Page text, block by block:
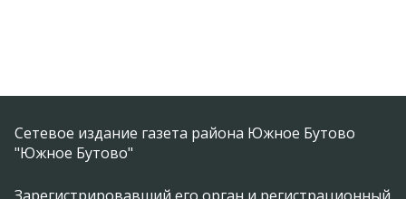
Сетевое издание газета района Южное Бутово
"Южное Бутово"